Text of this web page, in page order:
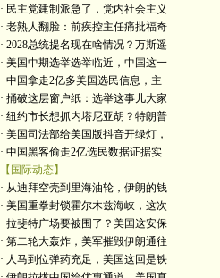
· 民主党建制派急了，党内社会主义
· 老熟人翻脸：前疾控主任痛批福奇
· 2028总统提名现在啥情况？万斯遥
· 美国中期选举选举临近，中国这一
· 中国拿走2亿多美国选民信息，主
· 捅破这层窗户纸：选举这事儿大家
· 纽约市长想抓内塔尼亚胡？特朗普
· 美国司法部给美国版抖音开绿灯，
· 中国黑客偷走2亿选民数据证据实
【国际动态】
· 从迪拜空壳到里海油轮，伊朗的钱
· 美国重拳封锁霍尔木兹海峡，这次
· 拉斐特广场要被围了？美国这安保
· 第二轮大轰炸，美军摧毁伊朗通往
· 人马到位弹药充足，美国这回是铁